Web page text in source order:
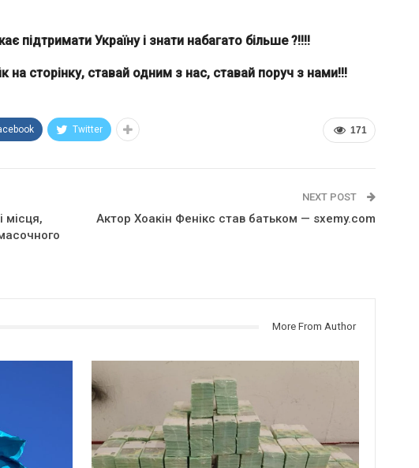
підтримати Україну і знати набагато більше ?!!!!
на сторінку, ставай одним з нас, ставай поруч з нами!!!
171
Twitter
місця,
NEXT POST
Актор Хоакін Фенікс став батьком — sxemy.com
More From Author